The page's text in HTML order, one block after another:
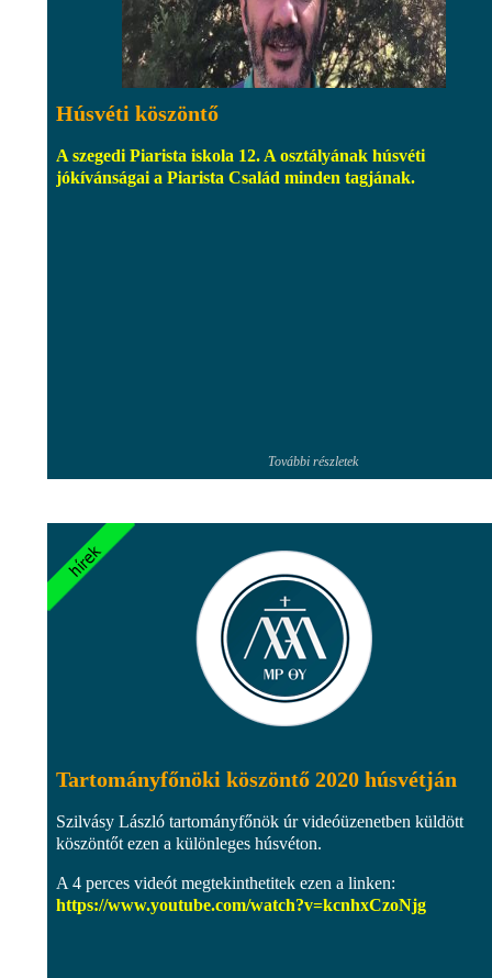
Húsvéti köszöntő
A szegedi Piarista iskola 12. A osztályának húsvéti
jókívánságai a Piarista Család minden tagjának.
További részletek
Tartományfőnöki köszöntő 2020 húsvétján
Szilvásy László tartományfőnök úr videóüzenetben küldött
köszöntőt ezen a különleges húsvéton.
A 4 perces videót megtekinthetitek ezen a linken:
https://www.youtube.com/watch?v=kcnhxCzoNjg